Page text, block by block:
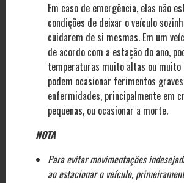
Em caso de emergência, elas não
condições de deixar o veículo
cuidarem de si mesmas. Em um
de acordo com a estação do ano,
temperaturas muito altas ou muito
podem ocasionar ferimentos
enfermidades, principalmente em
pequenas, ou ocasionar a morte.
NOTA
Para evitar movimentações
ao estacionar o veículo,